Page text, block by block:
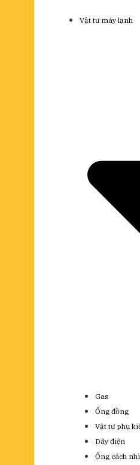
Vật tư máy lạnh
Gas
Ống đồng
Vật tư phụ
Dây điện
Ống cách